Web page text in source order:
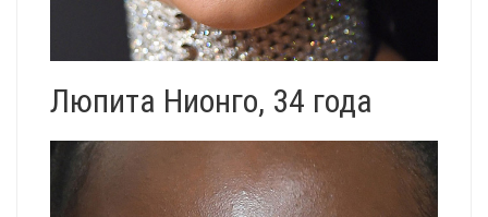
Люпита Нионго, 34 года